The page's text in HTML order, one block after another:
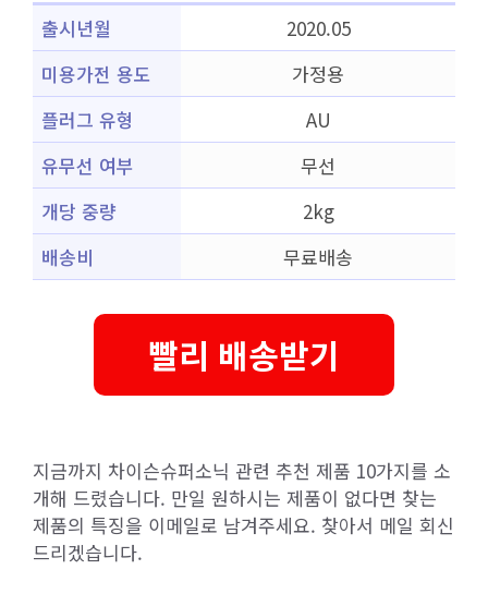
출시년월
2020.05
미용가전 용도
가정용
플러그 유형
AU
유무선 여부
무선
개당 중량
2kg
배송비
무료배송
빨리 배송받기
지금까지 차이슨슈퍼소닉 관련 추천 제품 10가지를 소
개해 드렸습니다. 만일 원하시는 제품이 없다면 찾는
제품의 특징을 이메일로 남겨주세요. 찾아서 메일 회신
드리겠습니다.